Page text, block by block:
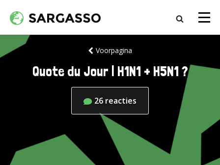
Voorpagina
Quote du Jour | H1N1 + H5N1 ?
26 reacties